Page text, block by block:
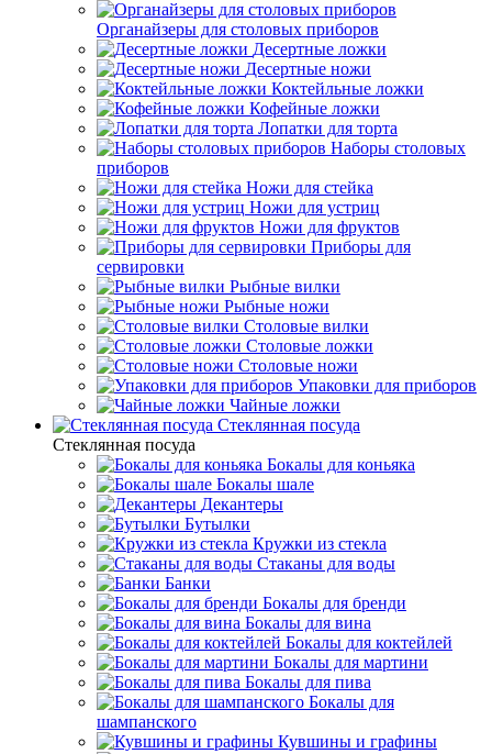
Органайзеры для столовых приборов
Десертные ложки
Десертные ножи
Коктейльные ложки
Кофейные ложки
Лопатки для торта
Наборы столовых
приборов
Ножи для стейка
Ножи для устриц
Ножи для фруктов
Приборы для
сервировки
Рыбные вилки
Рыбные ножи
Столовые вилки
Столовые ложки
Столовые ножи
Упаковки для приборов
Чайные ложки
Стеклянная посуда
Стеклянная посуда
Бокалы для коньяка
Бокалы шале
Декантеры
Бутылки
Кружки из стекла
Стаканы для воды
Банки
Бокалы для бренди
Бокалы для вина
Бокалы для коктейлей
Бокалы для мартини
Бокалы для пива
Бокалы для
шампанского
Кувшины и графины